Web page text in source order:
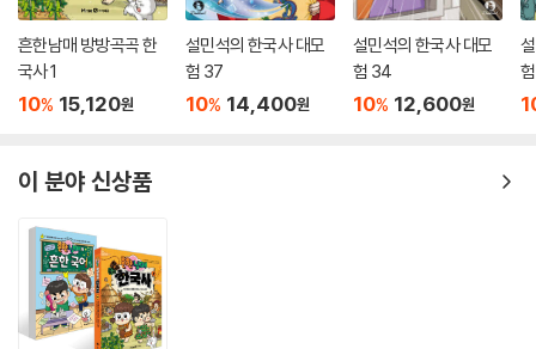
흔한남매 방방곡곡 한
국사 1
10% 15,120원
설민석의 한국사 대모
험 37
10% 14,400원
설민석의 한국사 대모
험 34
10% 12,600원
이 분야 신상품